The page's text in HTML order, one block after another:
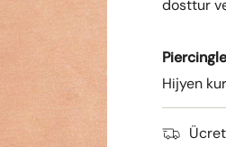
dosttur
Hijyen